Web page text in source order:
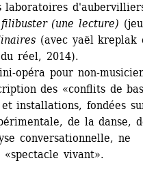
laboratoires
filibuster (une lecture)
(avec yaël kreplak
réel, 2014).
opéra pour non-
des «conflits de
installations, fondées
de la danse,
conversationnelle, ne
vivant».